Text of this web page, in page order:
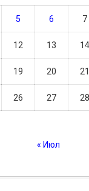
5 6 7
12 13 14
19 20 21
26 27 28
« Июл